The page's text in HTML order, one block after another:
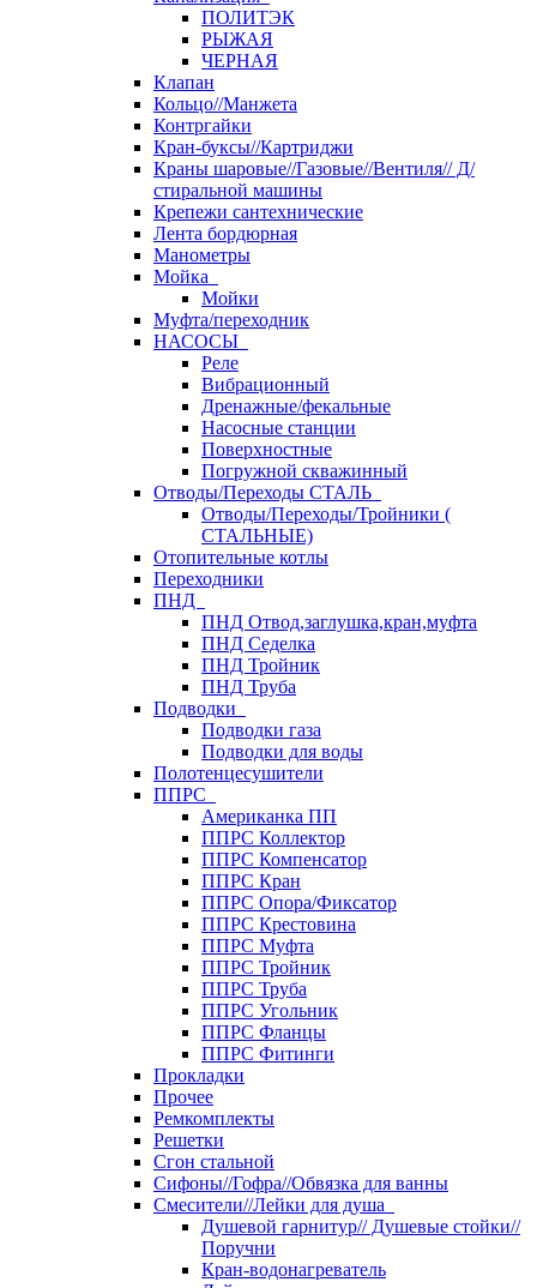
ПОЛИТЭК
РЫЖАЯ
ЧЕРНАЯ
Клапан
Кольцо//Манжета
Контргайки
Кран-буксы//Картриджи
Краны шаровые//Газовые//Вентиля// Д/
стиральной машины
Крепежи сантехнические
Лента бордюрная
Манометры
Мойка
Мойки
Муфта/переходник
НАСОСЫ
Реле
Вибрационный
Дренажные/фекальные
Насосные станции
Поверхностные
Погружной скважинный
Отводы/Переходы СТАЛЬ
Отводы/Переходы/Тройники (
СТАЛЬНЫЕ)
Отопительные котлы
Переходники
ПНД
ПНД Отвод,заглушка,кран,муфта
ПНД Седелка
ПНД Тройник
ПНД Труба
Подводки
Подводки газа
Подводки для воды
Полотенцесушители
ППРС
Американка ПП
ППРС Коллектор
ППРС Компенсатор
ППРС Кран
ППРС Опора/Фиксатор
ППРС Крестовина
ППРС Муфта
ППРС Тройник
ППРС Труба
ППРС Угольник
ППРС Фланцы
ППРС Фитинги
Прокладки
Прочее
Ремкомплекты
Решетки
Сгон стальной
Сифоны//Гофра//Обвязка для ванны
Смесители//Лейки для душа
Душевой гарнитур// Душевые стойки//
Поручни
Кран-водонагреватель